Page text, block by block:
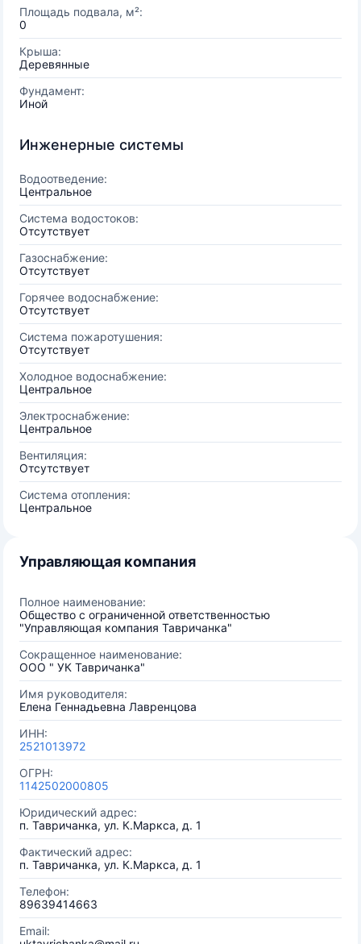
Площадь подвала, м²:
0
Крыша:
Деревянные
Фундамент:
Иной
Инженерные системы
Водоотведение:
Центральное
Система водостоков:
Отсутствует
Газоснабжение:
Отсутствует
Горячее водоснабжение:
Отсутствует
Система пожаротушения:
Отсутствует
Холодное водоснабжение:
Центральное
Электроснабжение:
Центральное
Вентиляция:
Отсутствует
Система отопления:
Центральное
Управляющая компания
Полное наименование:
Общество с ограниченной ответственностью
"Управляющая компания Тавричанка"
Сокращенное наименование:
ООО " УК Тавричанка"
Имя руководителя:
Елена Геннадьевна Лавренцова
ИНН:
2521013972
ОГРН:
1142502000805
Юридический адрес:
п. Тавричанка, ул. К.Маркса, д. 1
Фактический адрес:
п. Тавричанка, ул. К.Маркса, д. 1
Телефон:
89639414663
Email: